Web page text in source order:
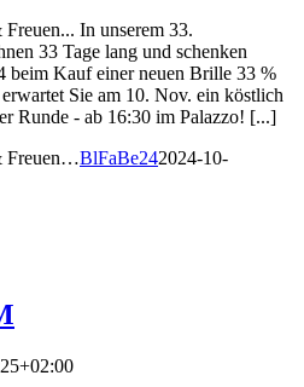
In unserem 33.
33 Tage lang und schenken
beim Kauf einer neuen Brille 33 %
Sie am 10. Nov. ein köstlich
Runde - ab 16:30 im Palazzo! [...]
Freuen…BlFaBe242024-10-